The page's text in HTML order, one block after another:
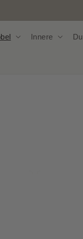
Innere